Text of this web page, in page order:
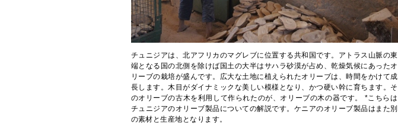
チュニジアは、北アフリカのマグレブに位置する共和国です。アトラス山脈の東
端となる国の北側を除けば国土の大半はサハラ砂漠が占め、乾燥気候にあったオ
リーブの栽培が盛んです。広大な土地に植えられたオリーブは、時間をかけて成
長します。木目がダイナミックな美しい模様となり、かつ硬い幹に育ちます。そ
のオリーブの古木を利用して作られたのが、オリーブの木の器です。 *こちらは
チュニジアのオリーブ製品についての解説です。ケニアのオリーブ製品はまた別
の素材と生産地となります。